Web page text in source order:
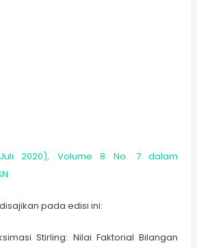
2020), Volume 8 No. 7 dalam
pada edisi ini:
Stirling: Nilai Faktorial Bilangan